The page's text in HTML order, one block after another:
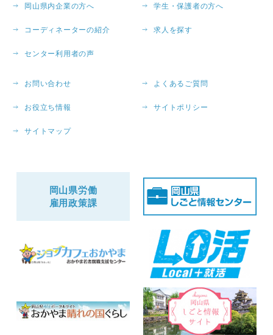
岡山県内企業の方へ 学生・保護者の方へ
コーディネーターの紹介 求人を探す
センター利用者の声
お問い合わせ よくあるご質問
お役立ち情報 サイトポリシー
サイトマップ
岡山県労働
雇用政策課